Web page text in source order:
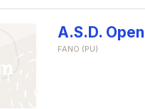
A.S.D.
FANO (PU)